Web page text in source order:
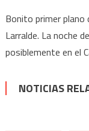
Bonito primer plano
Larralde. La noche
posiblemente en el
NOTICIAS